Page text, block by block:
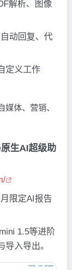
解析、图像
动回复、代
定义工作
媒体、营销、
生AI超级助
限定AI报告
1.5等进阶
入导出。